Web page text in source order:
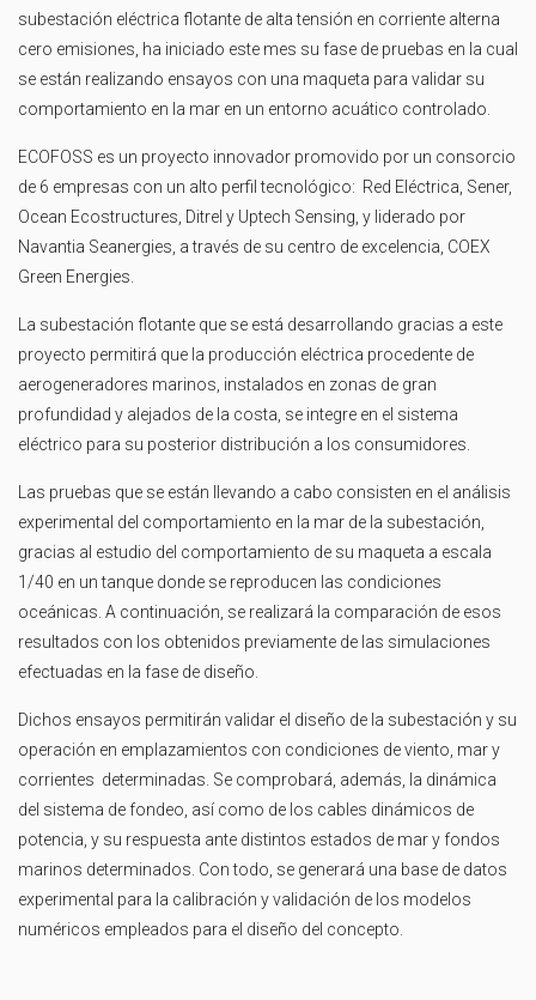
subestación eléctrica flotante de alta tensión en corriente alterna
cero emisiones, ha iniciado este mes su fase de pruebas en la cual
se están realizando ensayos con una maqueta para validar su
comportamiento en la mar en un entorno acuático controlado.
ECOFOSS es un proyecto innovador promovido por un consorcio
de 6 empresas con un alto perfil tecnológico: Red Eléctrica, Sener,
Ocean Ecostructures, Ditrel y Uptech Sensing, y liderado por
Navantia Seanergies, a través de su centro de excelencia, COEX
Green Energies.
La subestación flotante que se está desarrollando gracias a este
proyecto permitirá que la producción eléctrica procedente de
aerogeneradores marinos, instalados en zonas de gran
profundidad y alejados de la costa, se integre en el sistema
eléctrico para su posterior distribución a los consumidores.
Las pruebas que se están llevando a cabo consisten en el análisis
experimental del comportamiento en la mar de la subestación,
gracias al estudio del comportamiento de su maqueta a escala
1/40 en un tanque donde se reproducen las condiciones
oceánicas. A continuación, se realizará la comparación de esos
resultados con los obtenidos previamente de las simulaciones
efectuadas en la fase de diseño.
Dichos ensayos permitirán validar el diseño de la subestación y su
operación en emplazamientos con condiciones de viento, mar y
corrientes determinadas. Se comprobará, además, la dinámica
del sistema de fondeo, así como de los cables dinámicos de
potencia, y su respuesta ante distintos estados de mar y fondos
marinos determinados. Con todo, se generará una base de datos
experimental para la calibración y validación de los modelos
numéricos empleados para el diseño del concepto.